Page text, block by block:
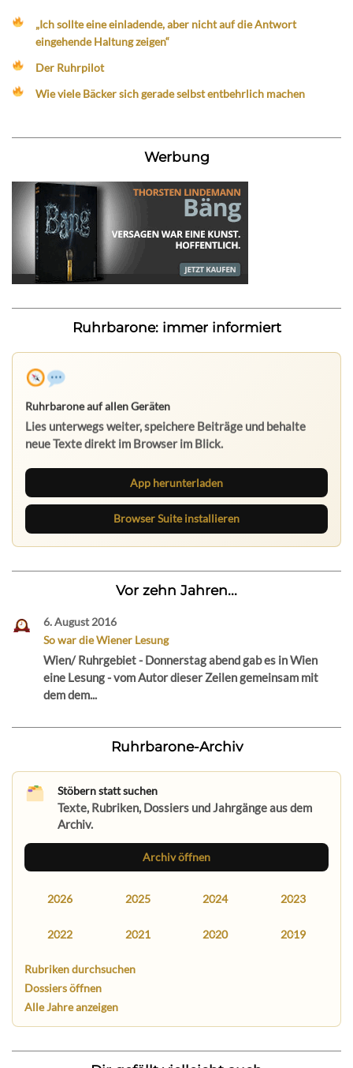
„Ich sollte eine einladende, aber nicht auf die Antwort
eingehende Haltung zeigen“
Der Ruhrpilot
Wie viele Bäcker sich gerade selbst entbehrlich machen
Werbung
Ruhrbarone: immer informiert
App herunterladen
Browser Suite installieren
Vor zehn Jahren...
6. August 2016
So war die Wiener Lesung
Wien/ Ruhrgebiet - Donnerstag abend gab es in Wien
eine Lesung - vom Autor dieser Zeilen gemeinsam mit
dem dem...
Ruhrbarone-Archiv
Stöbern statt suchen
Texte, Rubriken, Dossiers und Jahrgänge aus dem
Archiv.
Archiv öffnen
2026 2025 2024 2023
2022 2021 2020 2019
Rubriken durchsuchen
Dossiers öffnen
Alle Jahre anzeigen